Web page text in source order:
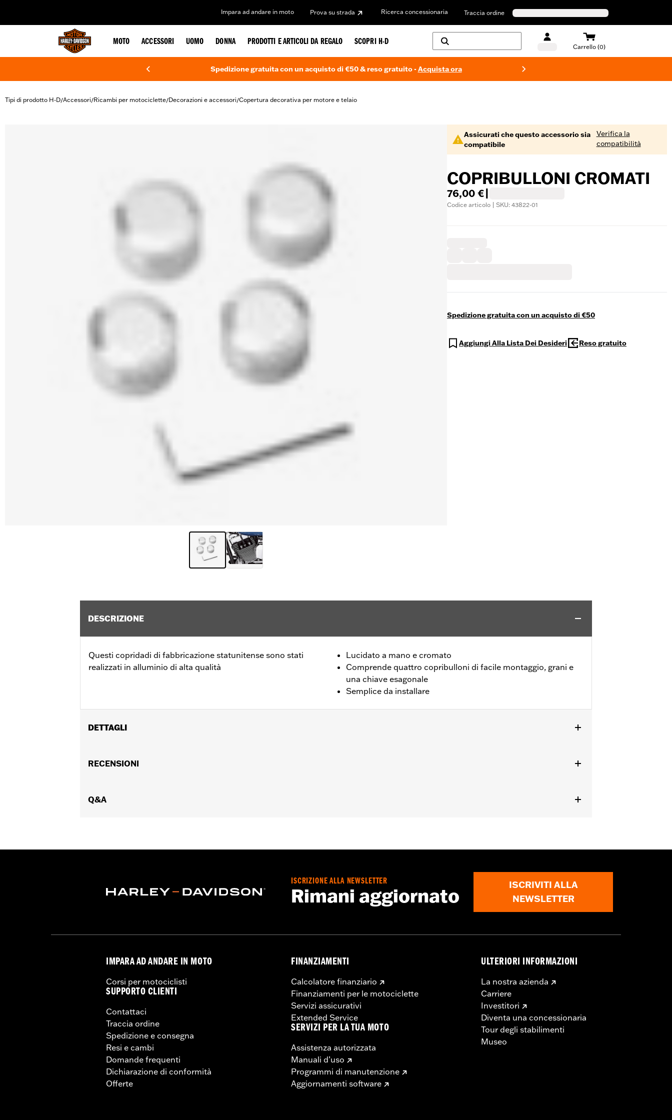
Impara ad andare in moto Prova su strada Ricerca concessionaria Traccia ordine
MOTO ACCESSORI UOMO DONNA PRODOTTI E ARTICOLI DA REGALO SCOPRI H-D
Carrello (0)
Spedizione gratuita con un acquisto di €50 & reso gratuito -Acquista ora
Tipi di prodotto H-D/Accessori/Ricambi per motociclette/Decorazioni e accessori/Copertura decorativa per motore e telaio
Assicurati che questo accessorio sia
compatibile
Verifica la
compatibilità
COPRIBULLONI CROMATI
76,00 €
Codice articolo | SKU: 43822-01
Spedizione gratuita con un acquisto di €50
Aggiungi Alla Lista Dei Desideri Reso gratuito
DESCRIZIONE
Questi copridadi di fabbricazione statunitense sono stati
realizzati in alluminio di alta qualità
Lucidato a mano e cromato
Comprende quattro copribulloni di facile montaggio, grani e
una chiave esagonale
Semplice da installare
DETTAGLI
Istruzioni di installazione
RECENSIONI
Q&A
ISCRIZIONE ALLA NEWSLETTER
Rimani aggiornato
ISCRIVITI ALLA
NEWSLETTER
IMPARA AD ANDARE IN MOTO
Corsi per motociclisti
SUPPORTO CLIENTI
Contattaci
Traccia ordine
Spedizione e consegna
Resi e cambi
Domande frequenti
Dichiarazione di conformità
Offerte
FINANZIAMENTI
Calcolatore finanziario
Finanziamenti per le motociclette
Servizi assicurativi
Extended Service
SERVIZI PER LA TUA MOTO
Assistenza autorizzata
Manuali d’uso
Programmi di manutenzione
Aggiornamenti software
ULTERIORI INFORMAZIONI
La nostra azienda
Carriere
Investitori
Diventa una concessionaria
Tour degli stabilimenti
Museo